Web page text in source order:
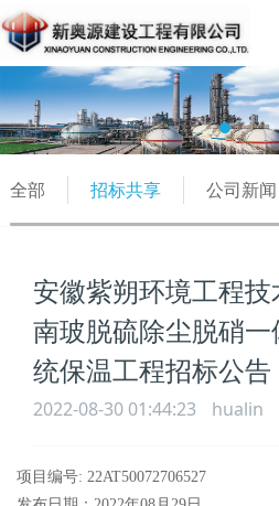
全部 招标共享 公司新闻
安徽紫朔环境工程
南玻脱硫除尘脱硝
统保温工程招标公告
2022-08-30 01:44:23 hualin
项目编号: 22AT50072706527